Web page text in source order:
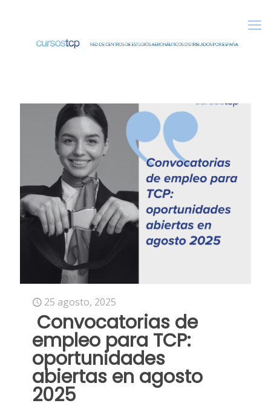
25 agosto, 2025
Convocatorias de
empleo para TCP:
oportunidades
abiertas en agosto
2025